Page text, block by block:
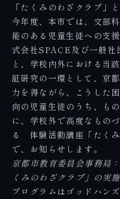
「たくみのわざクラブ」
今年度、本市では、文部
能のある児童生徒への支
式会社SPACE及び一般社
と、学校内外における当
証研究の一環として、京
力を得ながら、こうした
向の児童生徒のうち、も
に、学校外で高度なもの
る 体験活動講座「たく
で、お知らせします。
京都市教育委員会事務局
くみのわざクラブ」の実
プログラムはゴッドハン